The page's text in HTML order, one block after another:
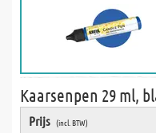
Kaarsenpen 29 ml,
Prijs (incl. BTW)